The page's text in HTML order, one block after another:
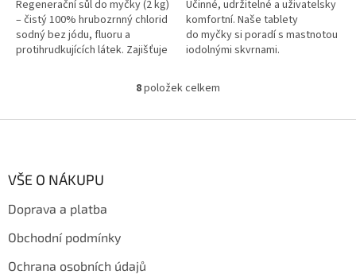
Regenerační sůl do myčky (2 kg)
– čistý 100% hrubozrnný chlorid
sodný bez jódu, fluoru a
protihrudkujících látek. Zajišťuje
Účinné, udržitelné a uživatelsky
komfortní. Naše tablety
do myčky si poradí s mastnotou
iodolnými skvrnami.
vůně, které by...
O
l
8položek celkem
VŠE O NÁKUPU
Doprava a platba
Obchodní podmínky
Ochrana osobních údajů